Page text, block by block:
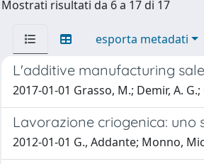
Mostrati risultati da 6 a 17 di 17
esporta metadati
L'additive manufacturing
2017-01-01 Grasso, M.; Demir, A.
Lavorazione criogenica: uno
2012-01-01 G., Addante; Monno,